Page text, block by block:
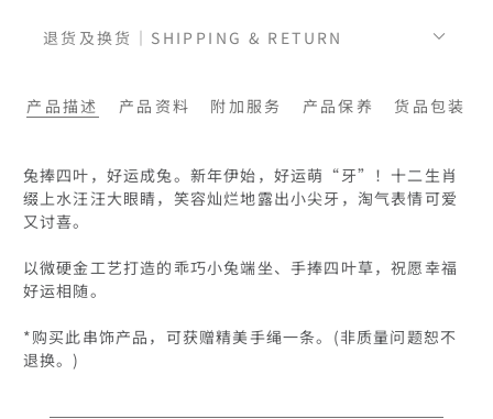
退货及换货｜SHIPPING & RETURN
产品描述 产品资料 附加服务 产品保养 货品包装
兔捧四叶，好运成兔。新年伊始，好运萌“牙”！十二生肖
缀上水汪汪大眼睛，笑容灿烂地露出小尖牙，淘气表情可爱
又讨喜。
以微硬金工艺打造的乖巧小兔端坐、手捧四叶草，祝愿幸福
好运相随。
*购买此串饰产品，可获赠精美手绳一条。(非质量问题恕不
退换。)